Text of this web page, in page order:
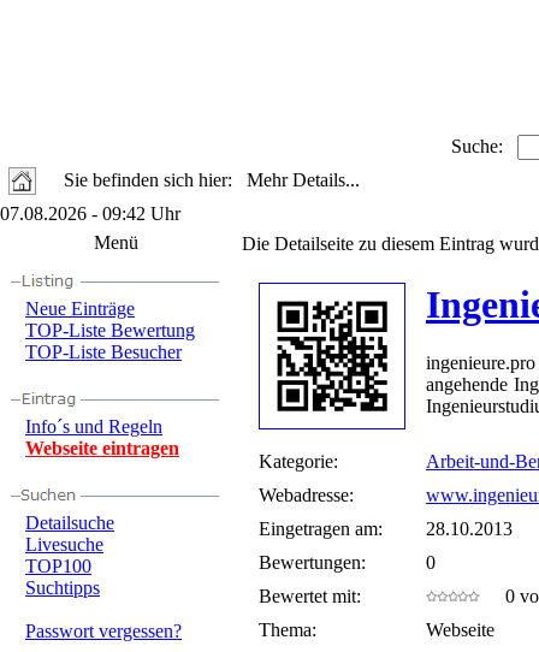
Suche:
Sie befinden sich hier: Mehr Details...
07.08.2026 - 09:42 Uhr
Menü
Neue Einträge
TOP-Liste Bewertung
TOP-Liste Besucher
Info´s und Regeln
Webseite eintragen
Detailsuche
Livesuche
TOP100
Suchtipps
Passwort vergessen?
Die Detailseite zu diesem Eintrag
angehende
Kategorie:
Arbeit-und-
Webadresse:
Eingetragen am:
28.10.2013
Bewertungen:
0
Bewertet mit:
0
Thema:
Webseite